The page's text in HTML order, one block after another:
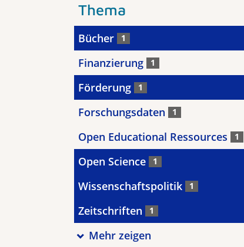
Thema
Bücher 1
Finanzierung 1
Förderung 1
Forschungsdaten 1
Open Educational Ressources 1
Open Science 1
Wissenschaftspolitik 1
Zeitschriften 1
Mehr zeigen